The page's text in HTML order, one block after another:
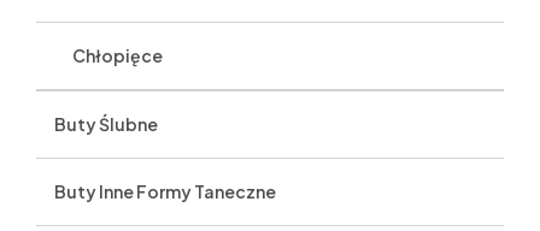
Chłopięce
Buty Ślubne
Buty Inne Formy Taneczne